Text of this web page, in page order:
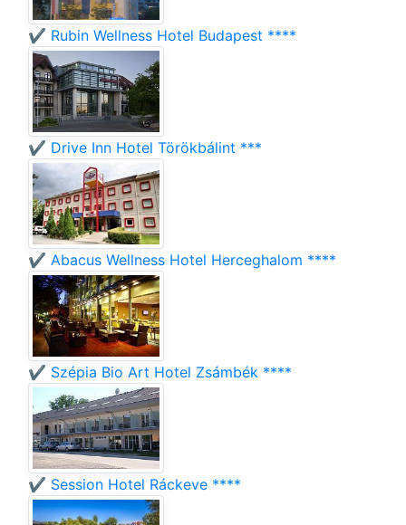
✔️ Rubin Wellness Hotel Budapest ****
✔️ Drive Inn Hotel Törökbálint ***
✔️ Abacus Wellness Hotel Herceghalom ****
✔️ Szépia Bio Art Hotel Zsámbék ****
✔️ Session Hotel Ráckeve ****